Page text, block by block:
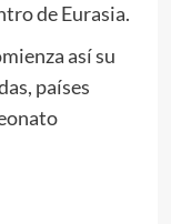
de Eurasia.
así su
países